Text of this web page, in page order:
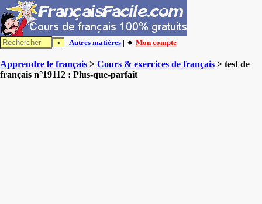
Autres matières | 🔸 Mon compte
Apprendre le français > Cours & exercices de français > test de
français n°19112 : Plus-que-parfait